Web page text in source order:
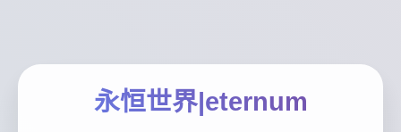
永恒世界|eternum